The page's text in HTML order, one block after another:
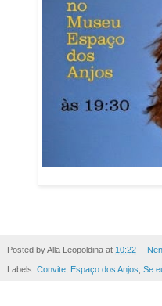
Posted byAlla Leopoldina at 10:22
Labels: Convite Espaço dos Anjos Se